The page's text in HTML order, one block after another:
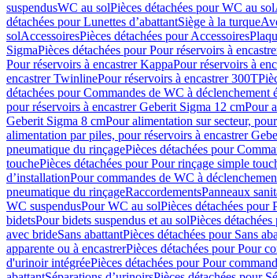
suspendusWC au solPièces détachées pour WC au sol
détachées pour Lunettes d’abattantSiège à la turque
solAccessoiresPièces détachées pour Accessoires
SigmaPièces détachées pour Pour réservoirs à
Pour réservoirs à encastrer KappaPour réservoirs à
encastrer TwinlinePour réservoirs à encastrer 300T
détachées pour Commandes de WC à déclenchement
pour réservoirs à encastrer Geberit Sigma 12 cmPour
Geberit Sigma 8 cmPour alimentation sur secteur,
alimentation par piles, pour réservoirs à encastrer
pneumatique du rinçagePièces détachées pour
touchePièces détachées pour Pour rinçage simple
d’installationPour commandes de WC à
pneumatique du rinçageRaccordementsPanneaux
WC suspendusPour WC au solPièces détachées pour
bidetsPour bidets suspendus et au solPièces
avec brideSans abattantPièces détachées pour Sans
apparente ou à encastrerPièces détachées pour Pour
d'urinoir intégréePièces détachées pour Pour